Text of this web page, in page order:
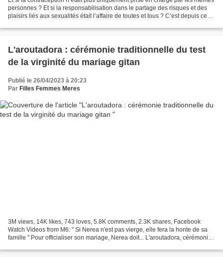
personnes ? Et si la responsabilisation dans le partage des risques et des
plaisirs liés aux sexualités était l’affaire de toutes et tous ? C’est depuis ces
L'aroutadora : cérémonie traditionnelle du test
de la virginité du mariage gitan
Publié le 26/04/2023 à 20:23
Par Filles Femmes Meres
3M views, 14K likes, 743 loves, 5.8K comments, 2.3K shares, Facebook
Watch Videos from M6: " Si Nerea n'est pas vierge, elle fera la honte de sa
famille " Pour officialiser son mariage, Nerea doit... L'aroutadora, cérémonie